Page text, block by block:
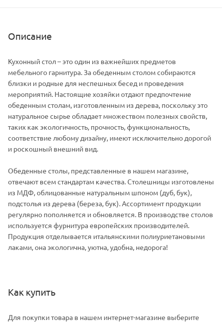
Описание
Кухонный стол – это один из важнейших предметов
мебельного гарнитура. За обеденным столом собираются
близки и родные для неспешных бесед и проведения
мероприятий. Настоящие хозяйки отдают предпочтение
обеденным столам, изготовленным из дерева, поскольку это
натуральное сырье обладает множеством полезных свойств,
таких как экологичность, прочность, функциональность,
соответствие любому дизайну, имеют исключительно дорогой
и роскошный внешний вид.
Обеденные столы, представленные в нашем магазине,
отвечают всем стандартам качества. Столешницы изготовлены
из МДФ, облицованные натуральным шпоном (дуб, бук),
подстолья из дерева (береза, бук). Ассортимент продукции
регулярно пополняется и обновляется. В производстве столов
используется фурнитура европейских производителей.
Продукция отделывается итальянскими полиуриетановыми
лаками, она экологична, уютна, удобна, недорога!
Как купить
Для покупки товара в нашем интернет-магазине выберите